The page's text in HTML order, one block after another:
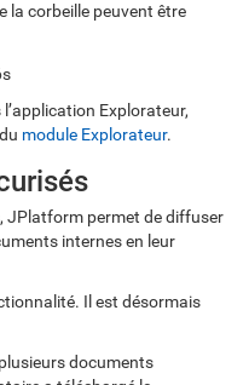
la corbeille peuvent être
Explorateur,
module Explorateur.
JPlatform permet de diffuser
internes en leur
Il est désormais
documents